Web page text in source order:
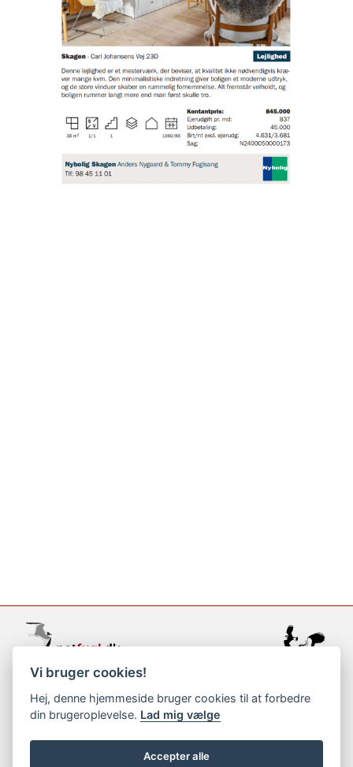
support@netfugl.dk
copyright © 2002-2023
Vi bruger cookies!
Hej, denne hjemmeside bruger cookies til at forbedre
din brugeroplevelse. Lad mig vælge
Accepter alle